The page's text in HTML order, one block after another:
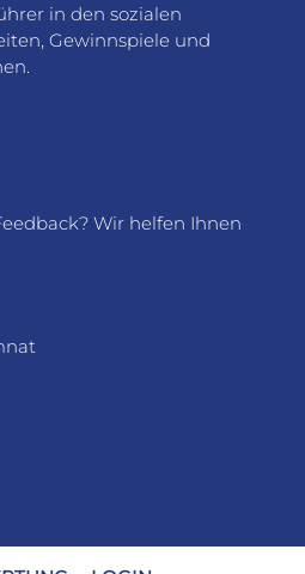
in den sozialen
Gewinnspiele und
Wir helfen Ihnen